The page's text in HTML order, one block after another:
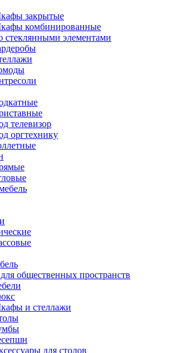
закрытые
комбинированные
стеклянными элементами
телевизор
оргтехнику
общественных пространств
и стеллажи
для столов